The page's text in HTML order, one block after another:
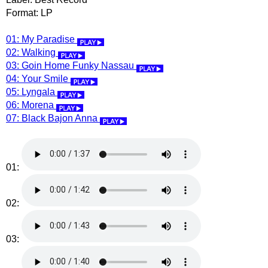
Format: LP
01: My Paradise
02: Walking
03: Goin Home Funky Nassau
04: Your Smile
05: Lyngala
06: Morena
07: Black Bajon Anna
01:
02:
03: